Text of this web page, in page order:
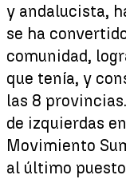
y andalucista,
se ha
comunidad,
que tenía, y
las 8 provincias.
de izquierdas
Movimiento
al último